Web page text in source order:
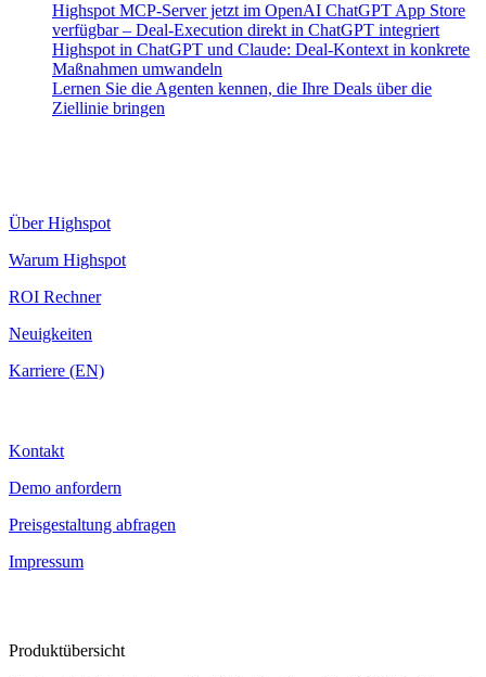
Highspot MCP-Server jetzt im OpenAI ChatGPT App Store
verfügbar – Deal-Execution direkt in ChatGPT integriert
Highspot in ChatGPT und Claude: Deal-Kontext in konkrete
Maßnahmen umwandeln
Lernen Sie die Agenten kennen, die Ihre Deals über die
Ziellinie bringen
Über Highspot
Warum Highspot
ROI Rechner
Neuigkeiten
Karriere (EN)
Kontakt
Demo anfordern
Preisgestaltung abfragen
Impressum
Produktübersicht